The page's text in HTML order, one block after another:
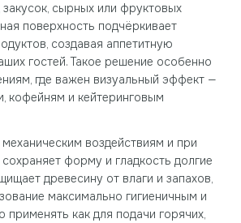
закусок, сырных или фруктовых
поверхность подчёркивает
создавая аппетитную
гостей. Такое решение особенно
где важен визуальный эффект —
кофейням и кейтеринговым
воздействиям и при
форму и гладкость долгие
древесину от влаги и запахов,
максимально гигиеничным и
как для подачи горячих,